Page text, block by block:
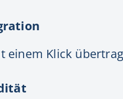
einem Klick